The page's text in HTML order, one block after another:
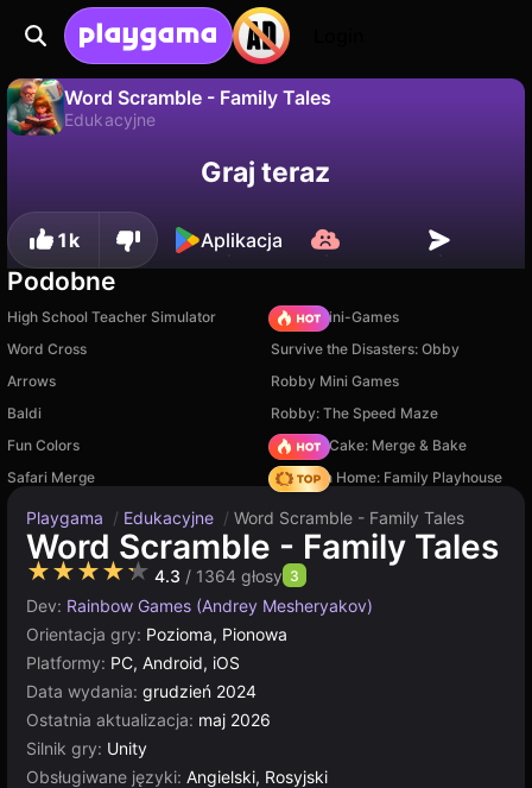
Word Scramble - Family Tales
Edukacyjne
Zapisz postępy! Nie
Graj teraz
1k Aplikacja
Podobne
High School Teacher Simulator
Obby: Mini-Games
Word Cross
Survive the Disasters: Obby
Arrows
Robby Mini Games
Baldi
Robby: The Speed Maze
Fun Colors
Piece of Cake: Merge & Bake
Safari Merge
My Town Home: Family Playhouse
Playgama / Edukacyjne / Word Scramble - Family Tales
Word Scramble - Family Tales
★★★★★ 4.3 / 1364 głosy 3
Dev: Rainbow Games (Andrey Mesheryakov)
Orientacja gry: Pozioma, Pionowa
Platformy: PC, Android, iOS
Data wydania: grudzień 2024
Ostatnia aktualizacja: maj 2026
Silnik gry: Unity
Obsługiwane języki: Angielski, Rosyjski